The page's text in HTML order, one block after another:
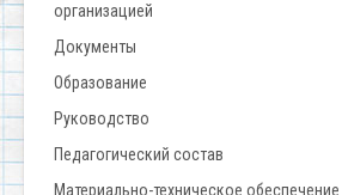
организацией
Документы
Образование
Руководство
Педагогический состав
Материально-техническое